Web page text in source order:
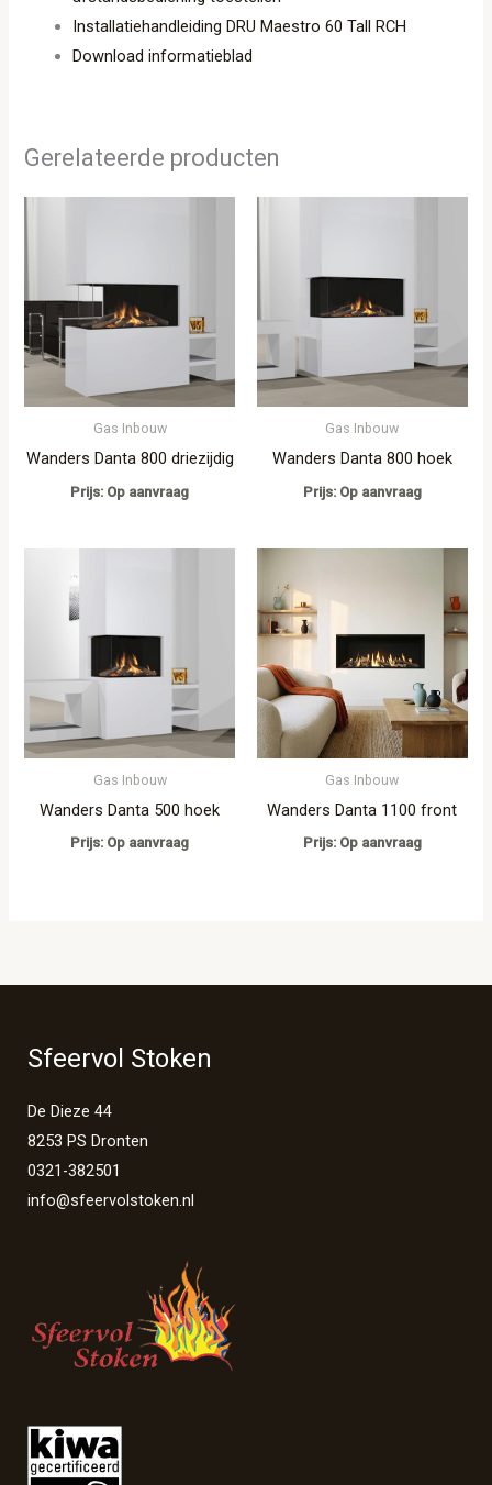
Installatiehandleiding DRU Maestro 60 Tall RCH
Download informatieblad
Gerelateerde producten
Gas Inbouw
Wanders Danta 800 driezijdig
Prijs: Op aanvraag
Gas Inbouw
Wanders Danta 800 hoek
Prijs: Op aanvraag
Gas Inbouw
Wanders Danta 500 hoek
Prijs: Op aanvraag
Gas Inbouw
Wanders Danta 1100 front
Prijs: Op aanvraag
Sfeervol Stoken
De Dieze 44
8253 PS Dronten
0321-382501
info@sfeervolstoken.nl